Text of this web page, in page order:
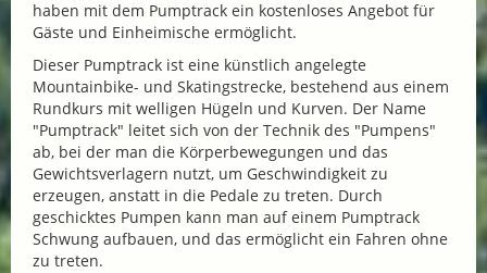
haben mit dem Pumptrack ein kostenloses Angebot für
Gäste und Einheimische ermöglicht.
Dieser Pumptrack ist eine künstlich angelegte
Mountainbike- und Skatingstrecke, bestehend aus einem
Rundkurs mit welligen Hügeln und Kurven. Der Name
"Pumptrack" leitet sich von der Technik des "Pumpens"
ab, bei der man die Körperbewegungen und das
Gewichtsverlagern nutzt, um Geschwindigkeit zu
erzeugen, anstatt in die Pedale zu treten. Durch
geschicktes Pumpen kann man auf einem Pumptrack
Schwung aufbauen, und das ermöglicht ein Fahren ohne
zu treten.